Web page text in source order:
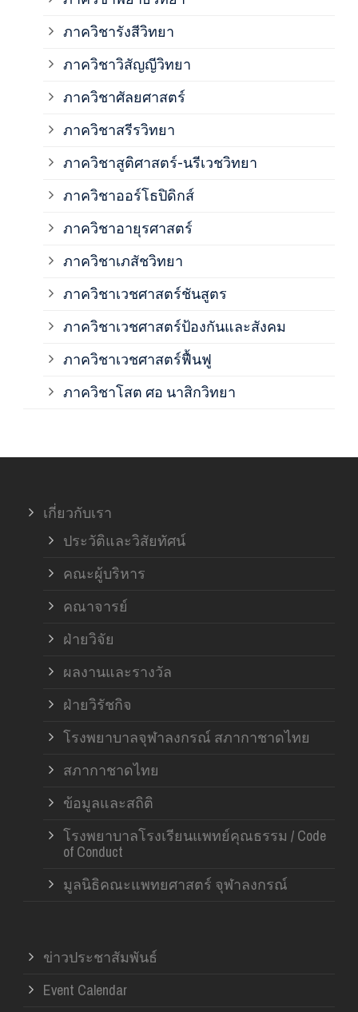
ภาควิชารังสีวิทยา
ภาควิชาวิสัญญีวิทยา
ภาควิชาศัลยศาสตร์
ภาควิชาสรีรวิทยา
ภาควิชาสูติศาสตร์-นรีเวชวิทยา
ภาควิชาออร์โธปิดิกส์
ภาควิชาอายุรศาสตร์
ภาควิชาเภสัชวิทยา
ภาควิชาเวชศาสตร์ชันสูตร
ภาควิชาเวชศาสตร์ป้องกันและสังคม
ภาควิชาเวชศาสตร์ฟื้นฟู
ภาควิชาโสต ศอ นาสิกวิทยา
เกี่ยวกับเรา
ประวัติและวิสัยทัศน์
คณะผู้บริหาร
คณาจารย์
ฝ่ายวิจัย
ผลงานและรางวัล
ฝ่ายวิรัชกิจ
โรงพยาบาลจุฬาลงกรณ์ สภากาชาดไทย
สภากาชาดไทย
ข้อมูลและสถิติ
โรงพยาบาลโรงเรียนแพทย์คุณธรรม / Code
of Conduct
มูลนิธิคณะแพทยศาสตร์ จุฬาลงกรณ์
ข่าวประชาสัมพันธ์
Event Calendar